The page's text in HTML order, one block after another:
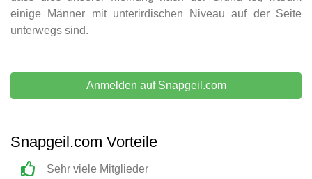
einige Männer mit unterirdischen Niveau auf der Seite
unterwegs sind.
Anmelden auf Snapgeil.com
Snapgeil.com Vorteile
Sehr viele Mitglieder